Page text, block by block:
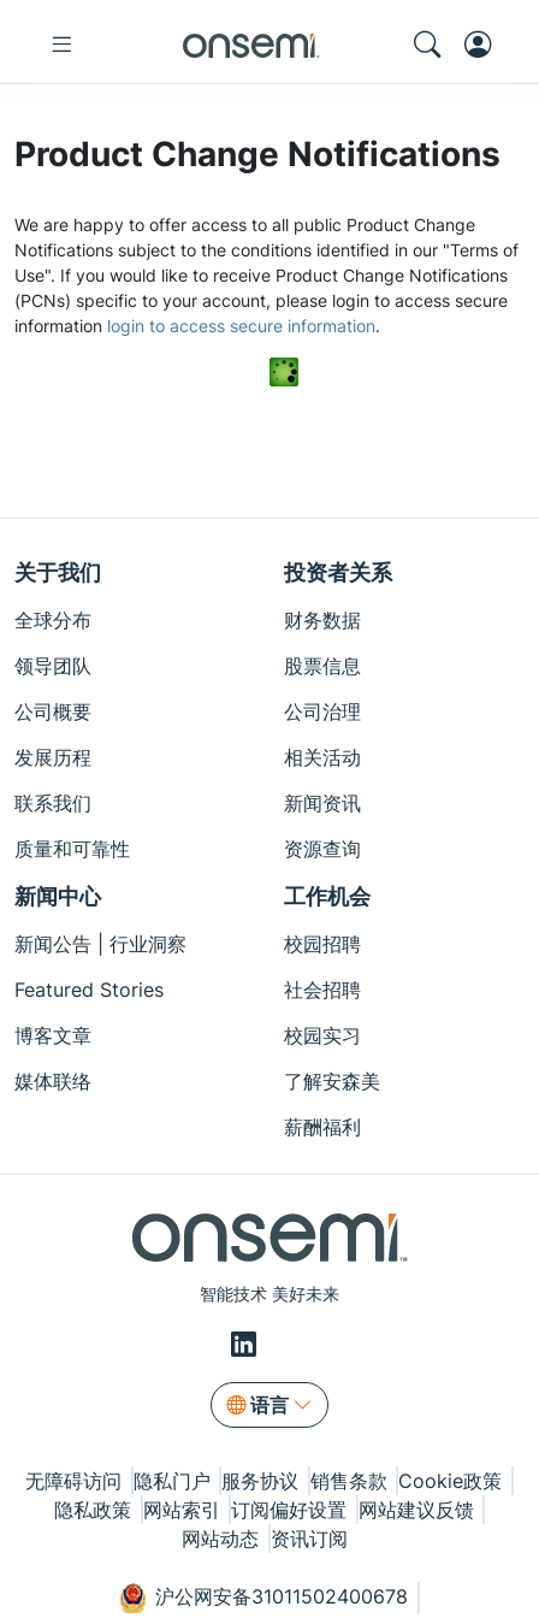
Product Change Notifications
We are happy to offer access to all public Product Change
Notifications subject to the conditions identified in our "Terms of
Use". If you would like to receive Product Change Notifications
(PCNs) specific to your account, please login to access secure
information login to access secure information.
智能技术 美好未来
语言
关于我们
全球分布
领导团队
公司概要
发展历程
联系我们
质量和可靠性
投资者关系
财务数据
股票信息
公司治理
相关活动
新闻资讯
资源查询
新闻中心
新闻公告 | 行业洞察
Featured Stories
博客文章
媒体联络
工作机会
校园招聘
社会招聘
校园实习
了解安森美
薪酬福利
无障碍访问 隐私门户 服务协议 销售条款 Cookie政策
隐私政策 网站索引 订阅偏好设置 网站建议反馈
网站动态 资讯订阅
沪公网安备31011502400678